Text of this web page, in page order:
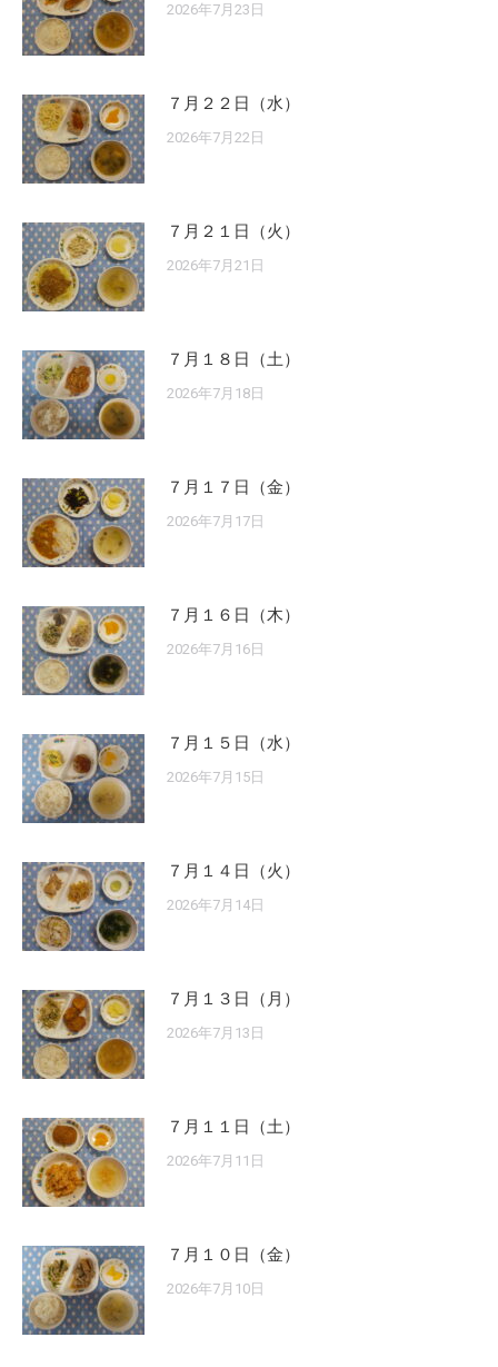
2026年7月23日
７月２２日（水）
2026年7月22日
７月２１日（火）
2026年7月21日
７月１８日（土）
2026年7月18日
７月１７日（金）
2026年7月17日
７月１６日（木）
2026年7月16日
７月１５日（水）
2026年7月15日
７月１４日（火）
2026年7月14日
７月１３日（月）
2026年7月13日
７月１１日（土）
2026年7月11日
７月１０日（金）
2026年7月10日